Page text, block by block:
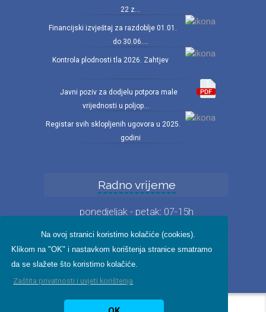
Na ovoj stranici koristimo kolačiće (cookies).
Klikom na "OK" i nastavkom korištenja stranice smatramo
da se slažete što koristimo kolačiće.
Zaštita privatnosti i uvjeti korištenja
22 z...
Financijski izvještaj za razdoblje 01.01.
do 30.06....
Kontrola plodnosti tla 2026. Zahtjev
Javni poziv za dodjelu potpora male
vrijednosti u poljop...
Registar svih sklopljenih ugovora u 2025.
godini
Radno vrijeme
ponedjeljak - petak: 07-15h
Iz fotogalerije
Pikant IT 2024.